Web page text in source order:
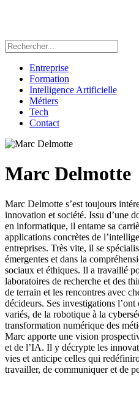
Entreprise
Formation
Intelligence Artificielle
Métiers
Tech
Contact
Marc Delmotte
Marc Delmotte s’est toujours
innovation et société. Issu d’une
en informatique, il entame sa
applications concrètes de
entreprises. Très vite, il se
émergentes et dans la
sociaux et éthiques. Il a travaillé
laboratoires de recherche et des
de terrain et les rencontres avec
décideurs. Ses investigations
variés, de la robotique à la
transformation numérique des
Marc apporte une vision
et de l’IA. Il y décrypte les
vies et anticipe celles qui
travailler, de communiquer et de